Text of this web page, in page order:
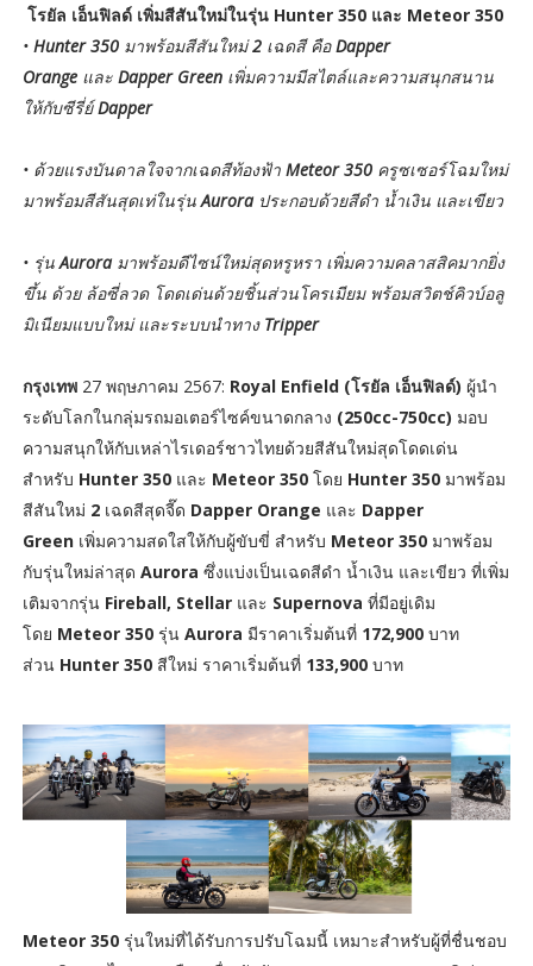
โรยัล เอ็นฟิลด์ เพิ่มสีสันใหม่ในรุ่น Hunter 350 และ Meteor 350
• Hunter 350 มาพร้อมสีสันใหม่2 เฉดสี คือDapper
Orange และDapper Green เพิ่มความมีสไตล์และความสนุกสนาน
ให้กับซีรี่ย์Dapper
• ด้วยแรงบันดาลใจจากเฉดสีท้องฟ้า Meteor 350 ครูซเซอร์โฉมใหม่
มาพร้อมสีสันสุดเท่ในรุ่นAuroraประกอบด้วยสีดำ น้ำเงิน และเขียว
• รุ่นAuroraมาพร้อมดีไซน์ใหม่สุดหรูหรา เพิ่มความคลาสสิคมากยิ่ง
ขึ้น ด้วย ล้อซี่ลวด โดดเด่นด้วยชิ้นส่วนโครเมียม พร้อมสวิตช์คิวบ์อลู
มิเนียมแบบใหม่ และระบบนำทาง Tripper
กรุงเทพ27 พฤษภาคม 2567: Royal Enfield (โรยัล เอ็นฟิลด์) ผู้นำ
ระดับโลกในกลุ่มรถมอเตอร์ไซค์ขนาดกลาง (250cc-750cc) มอบ
ความสนุกให้กับเหล่าไรเดอร์ชาวไทยด้วยสีสันใหม่สุดโดดเด่น
สำหรับ Hunter 350 และ Meteor 350 โดย Hunter 350 มาพร้อม
สีสันใหม่ 2เฉดสีสุดจี๊ด Dapper Orange และ Dapper
Greenเพิ่มความสดใสให้กับผู้ขับขี่ สำหรับ Meteor 350 มาพร้อม
กับรุ่นใหม่ล่าสุด Aurora ซึ่งแบ่งเป็นเฉดสีดำ น้ำเงิน และเขียว ที่เพิ่ม
เติมจากรุ่น Fireball, Stellar และ Supernova ที่มีอยู่เดิม
โดย Meteor 350 รุ่น Aurora มีราคาเริ่มต้นที่ 172,900บาท
ส่วน Hunter 350สีใหม่ ราคาเริ่มต้นที่ 133,900บาท
Meteor 350รุ่นใหม่ที่ได้รับการปรับโฉมนี้ เหมาะสำหรับผู้ที่ชื่นชอบ